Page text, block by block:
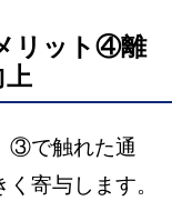
リット④離
上
③で触れた通
寄与します。